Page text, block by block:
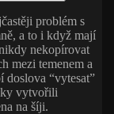
problém s
a to i když mají
nekopírovat
mezi temenem a
doslova “vytesat”
vytvořili
na šíji.